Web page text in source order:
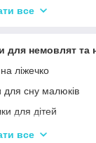
килимки
риболовля для
для дітей
наклейками
дітей початкових
підлітків
для дітей
все
для немовлят та
ліжечко
для сну малюків
для дітей
все